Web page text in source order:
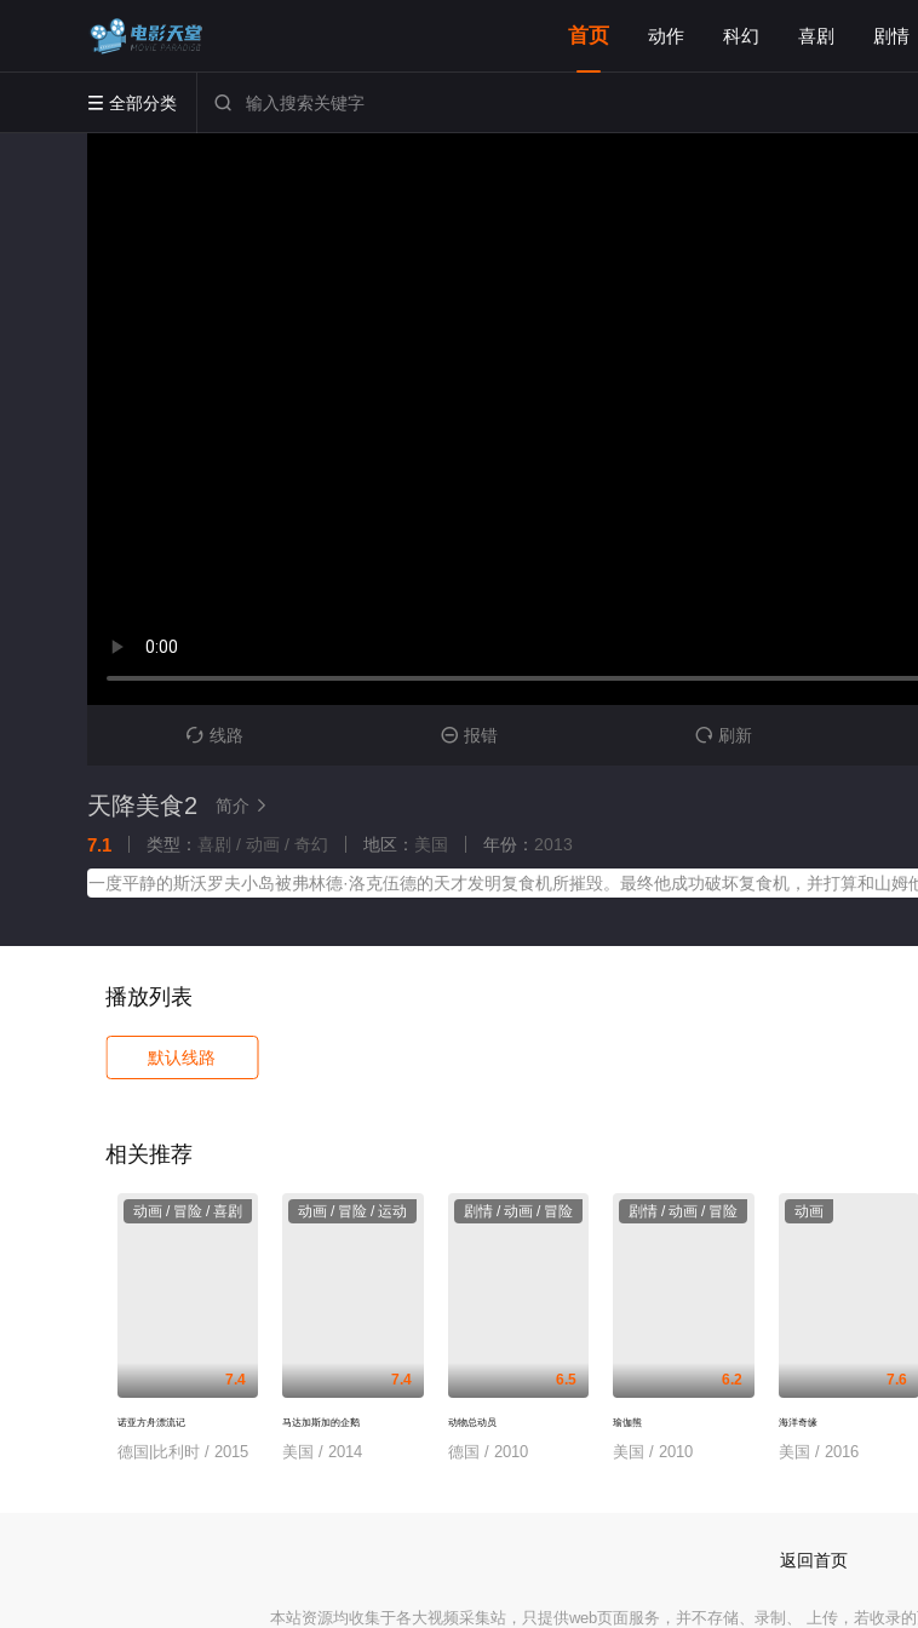
首页 动作 科幻 喜剧 剧情
 全部分类 
 线路  报错  刷新
天降美食2 简介 
7.1 类型： 喜剧 / 动画 / 奇幻 地区： 美国 年份： 2013
一度平静的斯沃罗夫小岛被弗林德·洛克伍德的天才发明复食机所摧毁。最终他成功破坏复食机，并打算和山姆
播放列表
默认线路
相关推荐
动画 / 冒险 / 喜剧
7.4
诺亚方舟漂流记
德国|比利时 / 2015
动画 / 冒险 / 运动
7.4
马达加斯加的企鹅
美国 / 2014
剧情 / 动画 / 冒险
6.5
动物总动员
德国 / 2010
剧情 / 动画 / 冒险
6.2
瑜伽熊
美国 / 2010
动画
7.6
海洋奇缘
美国 / 2016
返回首页
本站资源均收集于各大视频采集站，只提供web页面服务，并不存储、录制、 上传，若收录